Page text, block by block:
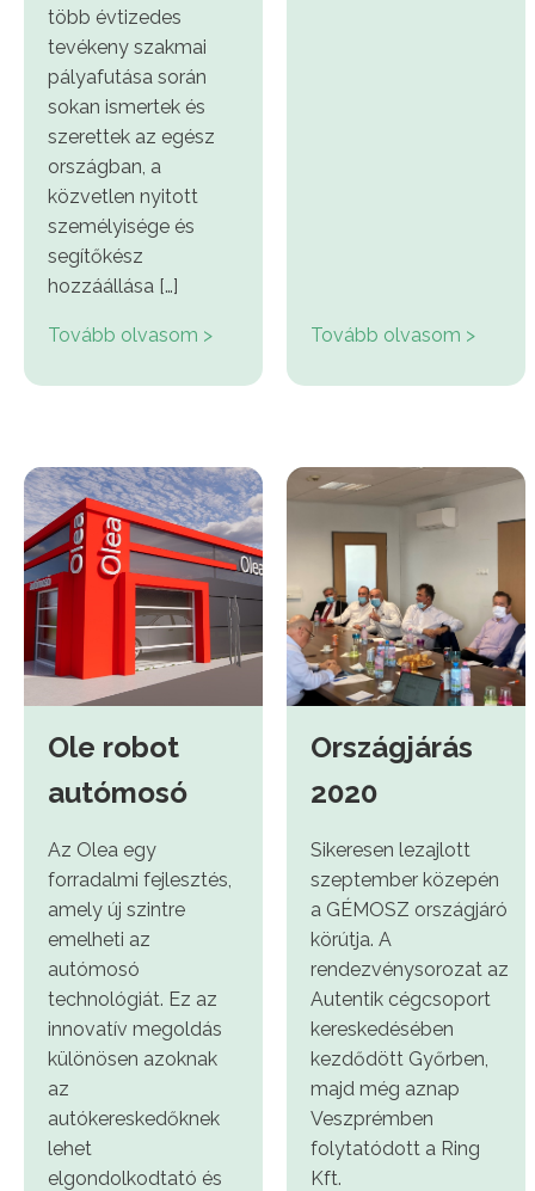
több évtizedes
tevékeny szakmai
pályafutása során
sokan ismertek és
szerettek az egész
országban, a
közvetlen nyitott
személyisége és
segítőkész
hozzáállása […]
Tovább olvasom > Tovább olvasom >
Ole robot
autómosó
Az Olea egy
forradalmi fejlesztés,
amely új szintre
emelheti az
autómosó
technológiát. Ez az
innovatív megoldás
különösen azoknak
az
autókereskedőknek
lehet
elgondolkodtató és
Országjárás
2020
Sikeresen lezajlott
szeptember közepén
a GÉMOSZ országjáró
körútja. A
rendezvénysorozat az
Autentik cégcsoport
kereskedésében
kezdődött Győrben,
majd még aznap
Veszprémben
folytatódott a Ring
Kft.